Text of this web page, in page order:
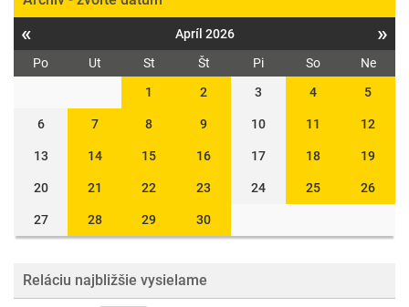
« Apríl 2026 »
Po Ut St Št Pi So
Ne
1
2 3 4 5
6 7 8 9 10 11 12
13 14 15 16 17 18 19
20 21 22 23 24 25 26
27 28 29 30
Reláciu najbližšie vysielame